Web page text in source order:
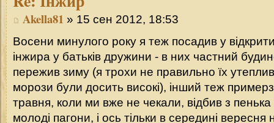
Akella81 » 15 сен 2012, 18:53
Восени минулого року я теж посадив у
інжира у батьків дружини - в них частний
пережив зиму (я трохи не правильно їх
морози були досить високі), інший теж примерз
травня, коли ми вже не чекали, відбив з
молоді пагони, і ось тільки в середині вересня